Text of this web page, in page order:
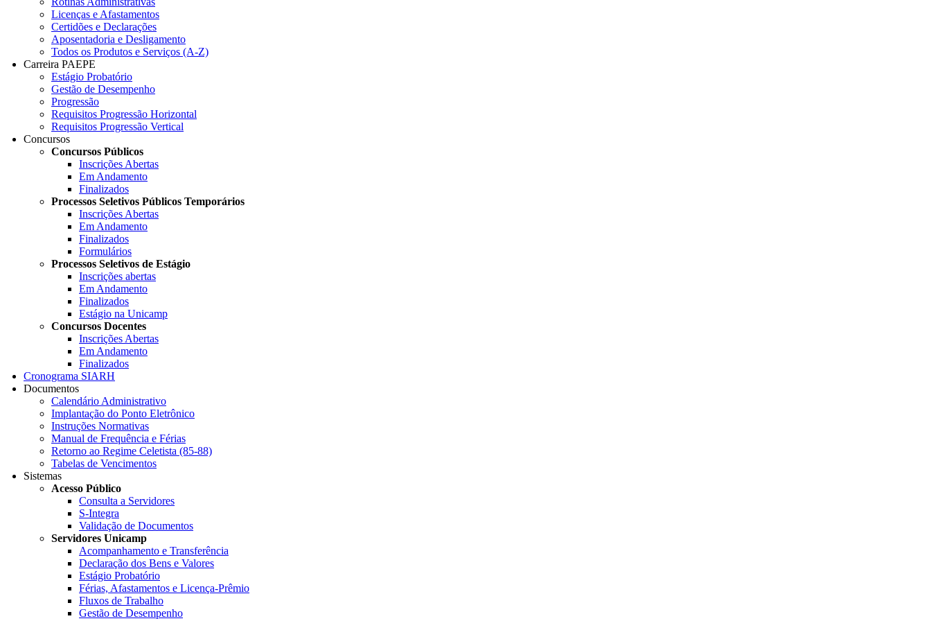
Licenças e Afastamentos
Certidões e Declarações
Aposentadoria e Desligamento
Todos os Produtos e Serviços (A-Z)
Carreira PAEPE
Estágio Probatório
Gestão de Desempenho
Progressão
Requisitos Progressão Horizontal
Requisitos Progressão Vertical
Concursos
Concursos Públicos
Inscrições Abertas
Em Andamento
Finalizados
Processos Seletivos Públicos Temporários
Inscrições Abertas
Em Andamento
Finalizados
Formulários
Processos Seletivos de Estágio
Inscrições abertas
Em Andamento
Finalizados
Estágio na Unicamp
Concursos Docentes
Inscrições Abertas
Em Andamento
Finalizados
Cronograma SIARH
Documentos
Calendário Administrativo
Implantação do Ponto Eletrônico
Instruções Normativas
Manual de Frequência e Férias
Retorno ao Regime Celetista (85-88)
Tabelas de Vencimentos
Sistemas
Acesso Público
Consulta a Servidores
S-Integra
Validação de Documentos
Servidores Unicamp
Acompanhamento e Transferência
Declaração dos Bens e Valores
Estágio Probatório
Férias, Afastamentos e Licença-Prêmio
Fluxos de Trabalho
Gestão de Desempenho